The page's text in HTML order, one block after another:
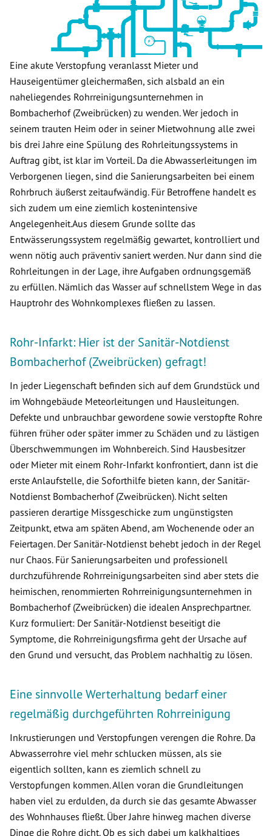
Eine akute Verstopfung veranlasst Mieter und
Hauseigentümer gleichermaßen, sich alsbald an ein
naheliegendes Rohrreinigungsunternehmen in
Bombacherhof (Zweibrücken) zu wenden. Wer jedoch in
seinem trauten Heim oder in seiner Mietwohnung alle zwei
bis drei Jahre eine Spülung des Rohrleitungssystems in
Auftrag gibt, ist klar im Vorteil. Da die Abwasserleitungen im
Verborgenen liegen, sind die Sanierungsarbeiten bei einem
Rohrbruch äußerst zeitaufwändig. Für Betroffene handelt es
sich zudem um eine ziemlich kostenintensive
Angelegenheit.Aus diesem Grunde sollte das
Entwässerungssystem regelmäßig gewartet, kontrolliert und
wenn nötig auch präventiv saniert werden. Nur dann sind die
Rohrleitungen in der Lage, ihre Aufgaben ordnungsgemäß
zu erfüllen. Nämlich das Wasser auf schnellstem Wege in das
Hauptrohr des Wohnkomplexes fließen zu lassen.
Rohr-Infarkt: Hier ist der Sanitär-Notdienst
Bombacherhof (Zweibrücken) gefragt!
In jeder Liegenschaft befinden sich auf dem Grundstück und
im Wohngebäude Meteorleitungen und Hausleitungen.
Defekte und unbrauchbar gewordene sowie verstopfte Rohre
führen früher oder später immer zu Schäden und zu lästigen
Überschwemmungen im Wohnbereich. Sind Hausbesitzer
oder Mieter mit einem Rohr-Infarkt konfrontiert, dann ist die
erste Anlaufstelle, die Soforthilfe bieten kann, der Sanitär-
Notdienst Bombacherhof (Zweibrücken). Nicht selten
passieren derartige Missgeschicke zum ungünstigsten
Zeitpunkt, etwa am späten Abend, am Wochenende oder an
Feiertagen. Der Sanitär-Notdienst behebt jedoch in der Regel
nur Chaos. Für Sanierungsarbeiten und professionell
durchzuführende Rohrreinigungsarbeiten sind aber stets die
heimischen, renommierten Rohrreinigungsunternehmen in
Bombacherhof (Zweibrücken) die idealen Ansprechpartner.
Kurz formuliert: Der Sanitär-Notdienst beseitigt die
Symptome, die Rohrreinigungsfirma geht der Ursache auf
den Grund und versucht, das Problem nachhaltig zu lösen.
Eine sinnvolle Werterhaltung bedarf einer
regelmäßig durchgeführten Rohrreinigung
Inkrustierungen und Verstopfungen verengen die Rohre. Da
Abwasserrohre viel mehr schlucken müssen, als sie
eigentlich sollten, kann es ziemlich schnell zu
Verstopfungen kommen. Allen voran die Grundleitungen
haben viel zu erdulden, da durch sie das gesamte Abwasser
des Wohnhauses fließt. Über Jahre hinweg machen diverse
Dinge die Rohre dicht. Ob es sich dabei um kalkhaltiges